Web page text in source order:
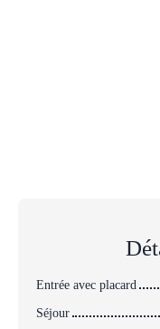
Entrée avec placard
Séjour